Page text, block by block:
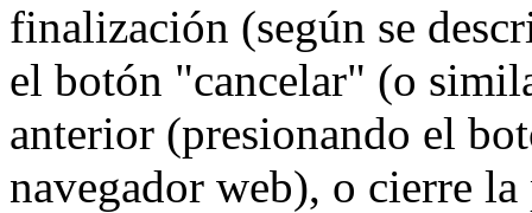
finalización (según se
el botón "cancelar" (o
anterior (presionando el
navegador web), o cierre